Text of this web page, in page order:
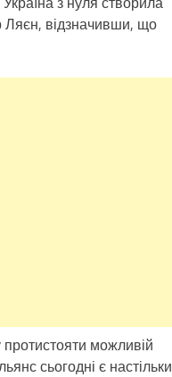
Ляєн, відзначивши, що
можливій
сьогодні є настільки